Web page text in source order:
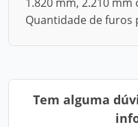
Quantidade de furos
Tem alguma